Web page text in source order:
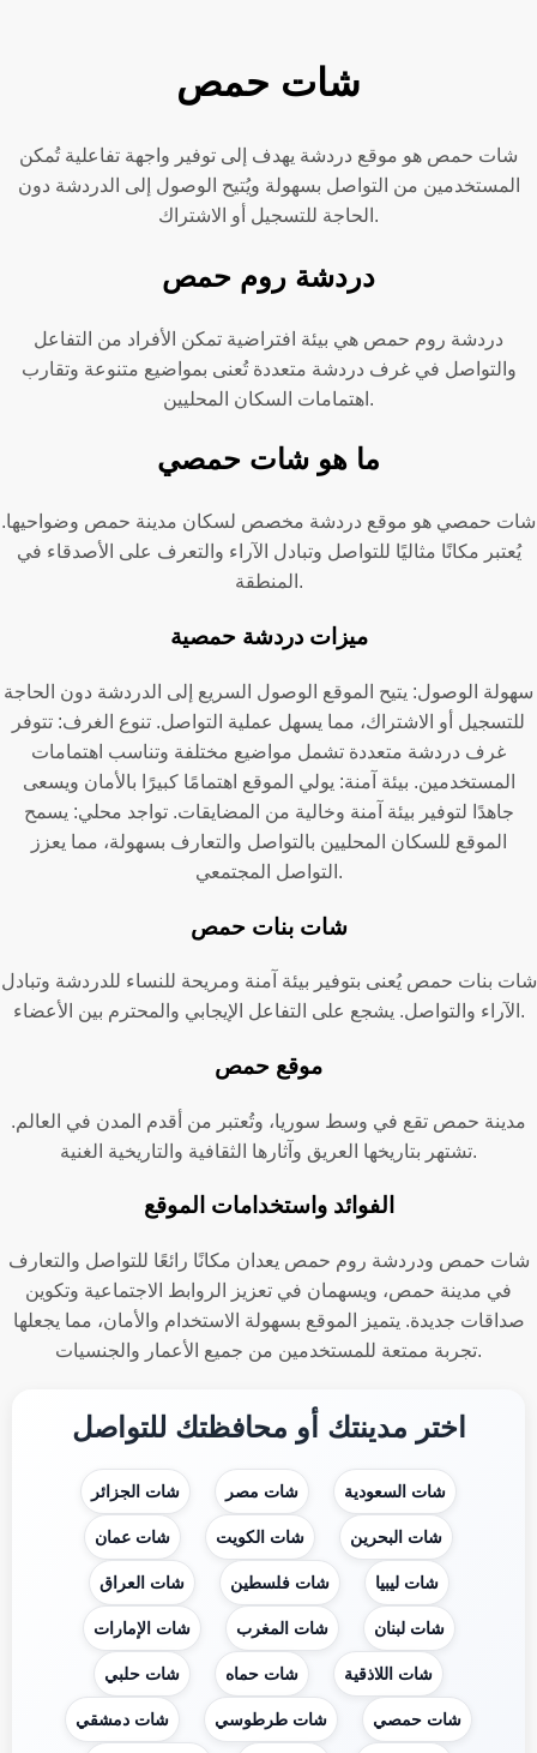
شات حمص
شات حمص هو موقع دردشة يهدف إلى توفير واجهة تفاعلية تُمكن
المستخدمين من التواصل بسهولة ويُتيح الوصول إلى الدردشة دون
الحاجة للتسجيل أو الاشتراك.
دردشة روم حمص
دردشة روم حمص هي بيئة افتراضية تمكن الأفراد من التفاعل
والتواصل في غرف دردشة متعددة تُعنى بمواضيع متنوعة وتقارب
اهتمامات السكان المحليين.
ما هو شات حمصي
شات حمصي هو موقع دردشة مخصص لسكان مدينة حمص وضواحيها.
يُعتبر مكانًا مثاليًا للتواصل وتبادل الآراء والتعرف على الأصدقاء في
المنطقة.
ميزات دردشة حمصية
سهولة الوصول: يتيح الموقع الوصول السريع إلى الدردشة دون الحاجة
للتسجيل أو الاشتراك، مما يسهل عملية التواصل. تنوع الغرف: تتوفر
غرف دردشة متعددة تشمل مواضيع مختلفة وتناسب اهتمامات
المستخدمين. بيئة آمنة: يولي الموقع اهتمامًا كبيرًا بالأمان ويسعى
جاهدًا لتوفير بيئة آمنة وخالية من المضايقات. تواجد محلي: يسمح
الموقع للسكان المحليين بالتواصل والتعارف بسهولة، مما يعزز
التواصل المجتمعي.
شات بنات حمص
شات بنات حمص يُعنى بتوفير بيئة آمنة ومريحة للنساء للدردشة وتبادل
الآراء والتواصل. يشجع على التفاعل الإيجابي والمحترم بين الأعضاء.
موقع حمص
مدينة حمص تقع في وسط سوريا، وتُعتبر من أقدم المدن في العالم.
تشتهر بتاريخها العريق وآثارها الثقافية والتاريخية الغنية.
الفوائد واستخدامات الموقع
شات حمص ودردشة روم حمص يعدان مكانًا رائعًا للتواصل والتعارف
في مدينة حمص، ويسهمان في تعزيز الروابط الاجتماعية وتكوين
صداقات جديدة. يتميز الموقع بسهولة الاستخدام والأمان، مما يجعلها
تجربة ممتعة للمستخدمين من جميع الأعمار والجنسيات.
اختر مدينتك أو محافظتك للتواصل
شات السعودية شات مصر شات الجزائر
شات البحرين شات الكويت شات عمان
شات ليبيا شات فلسطين شات العراق
شات لبنان شات المغرب شات الإمارات
شات اللاذقية شات حماه شات حلبي
شات حمصي شات طرطوسي شات دمشقي